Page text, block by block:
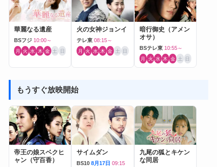
華麗なる遺産
BSフジ 10:00～
月 火 水 木 金 土 日
火の女神ジョンイ
テレ東 08:15～
月 火 水 木 金 土 日
暗行御史（アメン
オサ）
BSテレ東 10:55～
月 火 水 木 金 土 日
もうすぐ放映開始
帝王の娘スベクヒ
ャン（守百香）
サイムダン
BS10 8月17日 09:15
九尾の狐とキケン
な同居